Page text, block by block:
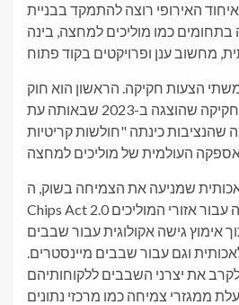
האירופי רוצה להתמקד בבניית
בתחומים כמו מוליכים למחצה, בינה
הצעות חקיקה. הראשון הוא חוק
השבבים 2.0, רענון של חקיקה שהוצגה ב-2023 שבאותה עת
שהנציבות כינתה "חולשות קריטיות
שמניעה את הצמיחה בשוק, ה-
Chips Act 2.0 יציג תווית מצוינות חדשה עבור אזורי המוליכים
אימוץ גישה אקולוגית עבור שבבים
וגם עבור שבבים מיינסטרים.
את יצרני השבבים ללקוחותיהם
ממגזרי צמיחה כמו מרכזי נתונים